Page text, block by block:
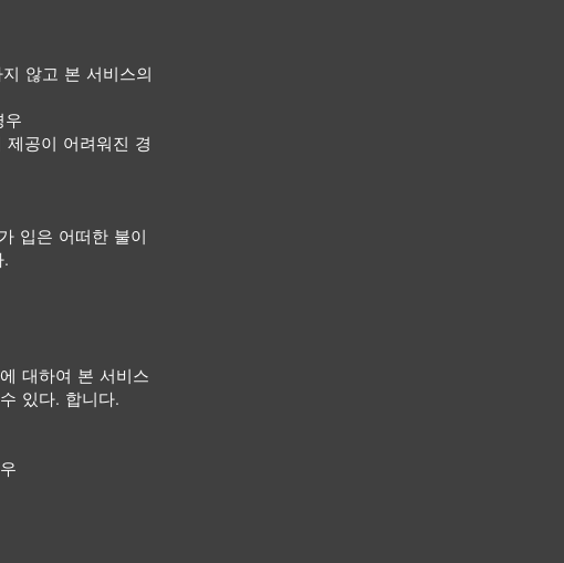
않고 본 서비스의
우
공이 어려워진 경
입은 어떠한 불이
대하여 본 서비스
있다. 합니다.